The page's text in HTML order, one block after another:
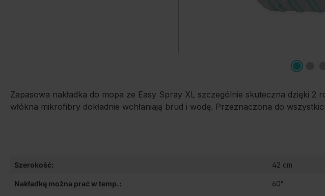
Zapasowa nakładka do mopa ze Easy Spray XL szczególnie skuteczna dzięki
włókna mikrofibry dokładnie wchłaniają brud i wodę. Przeznaczona do
Szerokość: 42 cm
Nakładkę można prać w temp.: 60°